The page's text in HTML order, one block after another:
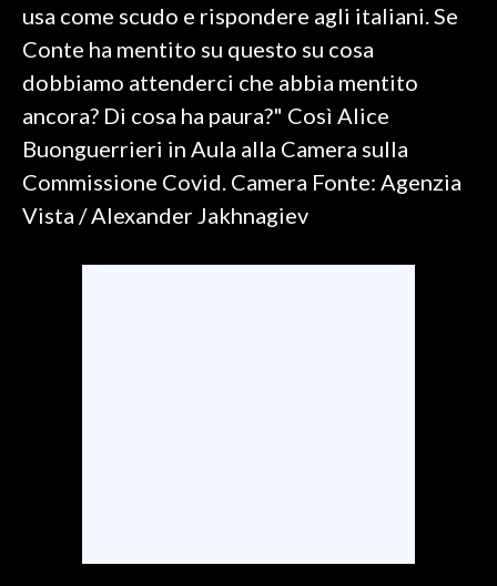
CULTURA
GOSSIP
usa come scudo e rispondere agli italiani. Se
Conte ha mentito su questo su cosa
dobbiamo attenderci che abbia mentito
ancora? Di cosa ha paura?" Così Alice
Buonguerrieri in Aula alla Camera sulla
Commissione Covid. Camera Fonte: Agenzia
Vista / Alexander Jakhnagiev